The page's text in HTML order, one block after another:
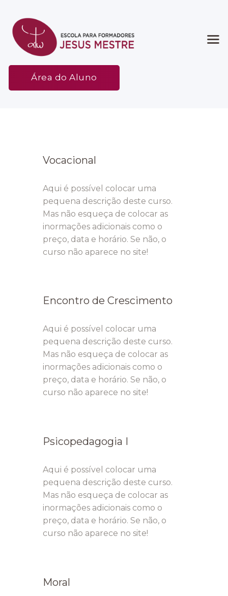
Área do Aluno
Início
Associação
Vocacional
Aqui é possível colocar uma
pequena descrição deste curso.
Mas não esqueça de colocar as
inormações adicionais como o
preço, data e horário. Se não, o
curso não aparece no site!
Encontro de Crescimento
Aqui é possível colocar uma
pequena descrição deste curso.
Mas não esqueça de colocar as
inormações adicionais como o
preço, data e horário. Se não, o
curso não aparece no site!
Psicopedagogia I
Aqui é possível colocar uma
pequena descrição deste curso.
Mas não esqueça de colocar as
inormações adicionais como o
preço, data e horário. Se não, o
curso não aparece no site!
Moral